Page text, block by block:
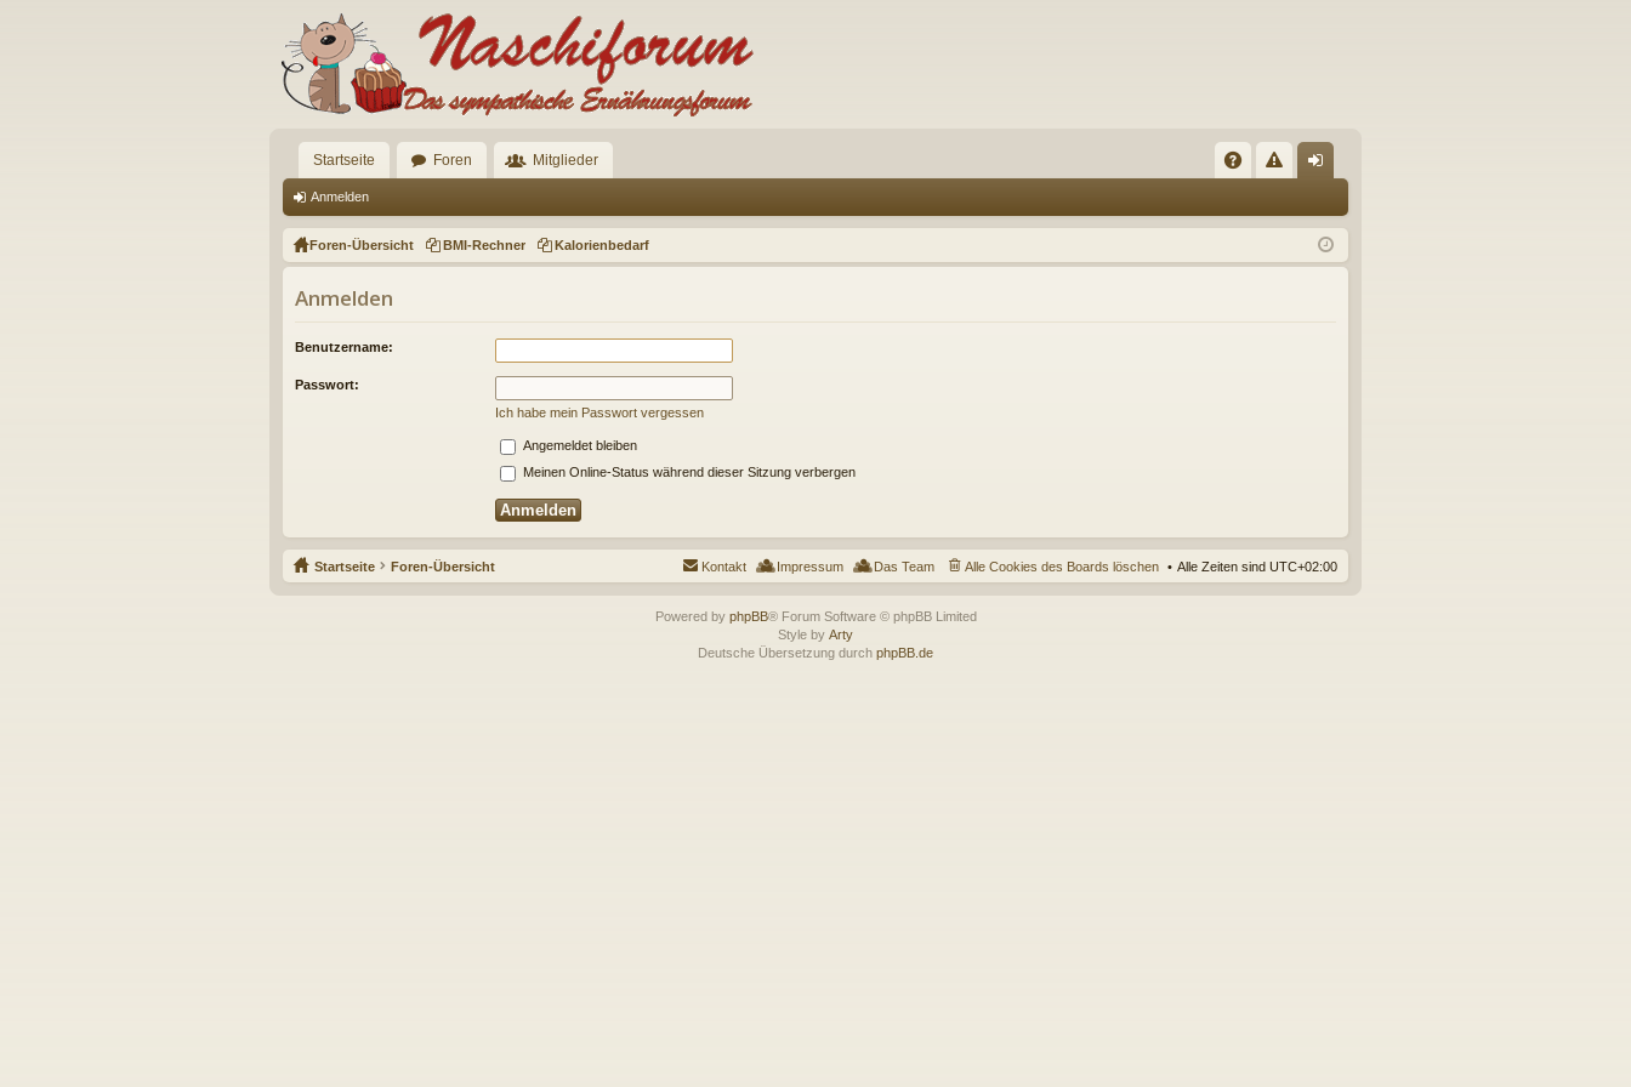
Startseite Foren Mitglieder
Q el
n
m
el
Anmelden
Foren-Übersicht BMI-Rechner Kalorienbedarf
Anmelden
Benutzername:
Passwort:
Ich habe mein Passwort vergessen
Angemeldet bleiben
Meinen Online-Status während dieser Sitzung verbergen
Startseite Foren-Übersicht Alle Zeiten sind UTC+02:00
Alle Cookies des Boards löschen
Das Team
Impressum
Kontakt
Powered by phpBB® Forum Software © phpBB Limited
Style by Arty
Deutsche Übersetzung durch phpBB.de